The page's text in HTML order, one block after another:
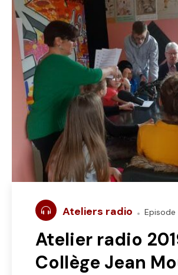
Ateliers radio Episode
Atelier radio
Collège Jean